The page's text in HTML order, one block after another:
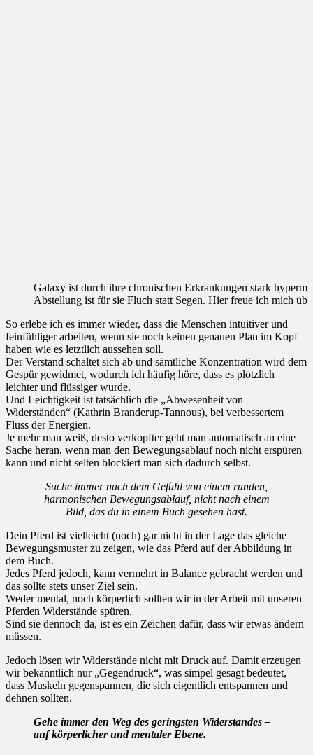
Galaxy ist durch ihre chronischen Erkrankungen stark
Abstellung ist für sie Fluch statt Segen. Hier freue ich mich
So erlebe ich es immer wieder, dass die Menschen intuitiver und
feinfühliger arbeiten, wenn sie noch keinen genauen Plan im Kopf
haben wie es letztlich aussehen soll.
Der Verstand schaltet sich ab und sämtliche Konzentration wird dem
Gespür gewidmet, wodurch ich häufig höre, dass es plötzlich
leichter und flüssiger wurde.
Und Leichtigkeit ist tatsächlich die „Abwesenheit von
Widerständen“ (Kathrin Branderup-Tannous), bei verbessertem
Fluss der Energien.
Je mehr man weiß, desto verkopfter geht man automatisch an eine
Sache heran, wenn man den Bewegungsablauf noch nicht erspüren
kann und nicht selten blockiert man sich dadurch selbst.
Suche immer nach dem Gefühl von einem runden,
harmonischen Bewegungsablauf, nicht nach einem
Bild, das du in einem Buch gesehen hast.
Dein Pferd ist vielleicht (noch) gar nicht in der Lage das gleiche
Bewegungsmuster zu zeigen, wie das Pferd auf der Abbildung in
dem Buch.
Jedes Pferd jedoch, kann vermehrt in Balance gebracht werden und
das sollte stets unser Ziel sein.
Weder mental, noch körperlich sollten wir in der Arbeit mit unseren
Pferden Widerstände spüren.
Sind sie dennoch da, ist es ein Zeichen dafür, dass wir etwas ändern
müssen.
Jedoch lösen wir Widerstände nicht mit Druck auf. Damit erzeugen
wir bekanntlich nur „Gegendruck“, was simpel gesagt bedeutet,
dass Muskeln gegenspannen, die sich eigentlich entspannen und
dehnen sollten.
Gehe immer den Weg des geringsten Widerstandes –
auf körperlicher und mentaler Ebene.